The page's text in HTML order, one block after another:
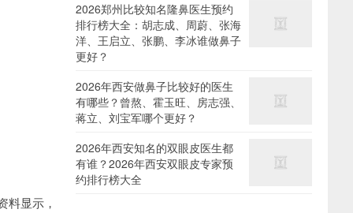
料显示，
2026郑州比较知名隆鼻医生预约
排行榜大全：胡志成、周蔚、张海
洋、王启立、张鹏、李冰谁做鼻子
更好？
2026年西安做鼻子比较好的医生
有哪些？曾熬、霍玉旺、房志强、
蒋立、刘宝军哪个更好？
2026年西安知名的双眼皮医生都
有谁？2026年西安双眼皮专家预
约排行榜大全